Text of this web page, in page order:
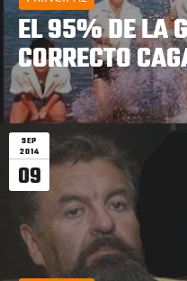
EL 95% DE LA
CORRECTO
SEP
2014
09